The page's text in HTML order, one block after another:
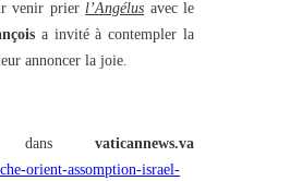
venir prierl’Angélus avec le
a invité à contempler la
annoncer la joie.
vaticannews.va
orient-assomption-israel-